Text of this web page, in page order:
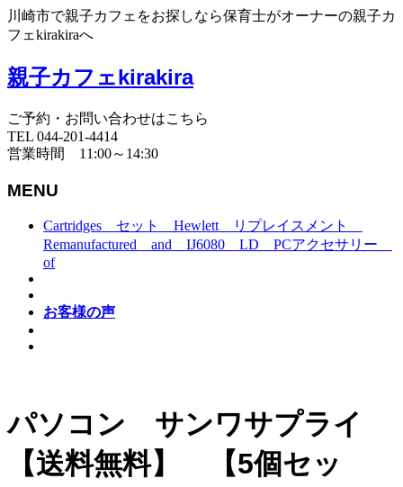
川崎市で親子カフェをお探しなら保育士がオーナーの親子カ
フェkirakiraへ
親子カフェkirakira
ご予約・お問い合わせはこちら
TEL 044-201-4414
営業時間 11:00～14:30
MENU
Cartridges セット Hewlett リプレイスメント
Remanufactured and IJ6080 LD PCアクセサリー
of
お客様の声
パソコン サンワサプライ
【送料無料】 【5個セッ